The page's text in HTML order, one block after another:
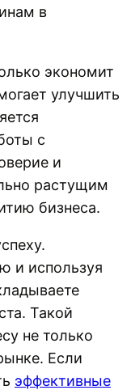
в
экономит
улучшить
с
и
растущим
бизнеса.
и используя
Такой
не только
Если
эффективные